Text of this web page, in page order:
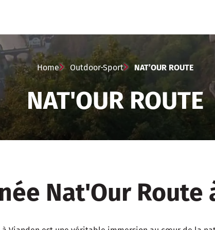
Home Outdoor-Sport NAT’OUR ROUTE
NAT'OUR ROUTE
Nat'Our Route